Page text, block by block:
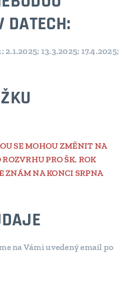
DATECH:
2.1.2025; 13.3.2025; 17.4.2025;
SE MOHOU ZMĚNIT NA
PRO ŠK. ROK
ZNÁM NA KONCI SRPNA
na Vámi uvedený email po